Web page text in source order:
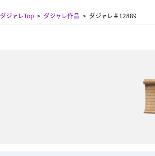
ダジャレTop ダジャレ作品 ダジャレ＃12889